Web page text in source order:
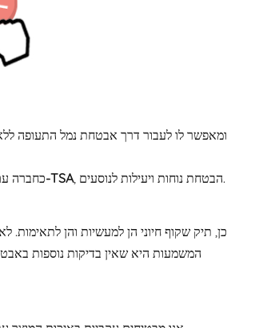
כחברהלסינברי יש את המומחיות לתכנן ולייצר מוצרים העומדים בתקנות ה-TSA , הבטחת נוחות ויעילות לנוסעים.
כן, תיק שקוף חיוני הן למעשיות והן